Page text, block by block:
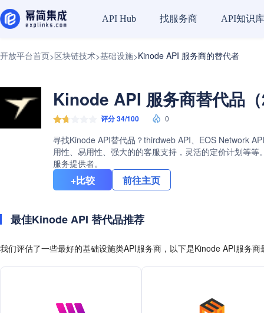
API Hub 找服务商 API知识库
开放平台首页>区块链技术>基础设施>Kinode API 服务商的替代者
Kinode API 服务商替代品
评分 34/100 0
寻找Kinode API替代品？thirdweb API、EOS Network
用性、易用性、强大的的客服支持，灵活的定价计划等
服务提供者。
+比较 前往主页
最佳Kinode API 替代品推荐
我们评估了一些最好的基础设施类API服务商，以下是Kinode API服务商